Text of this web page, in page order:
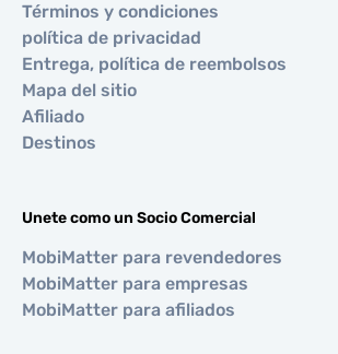
Términos y condiciones
política de privacidad
Entrega, política de reembolsos
Mapa del sitio
Afiliado
Destinos
Unete como un Socio Comercial
MobiMatter para revendedores
MobiMatter para empresas
MobiMatter para afiliados